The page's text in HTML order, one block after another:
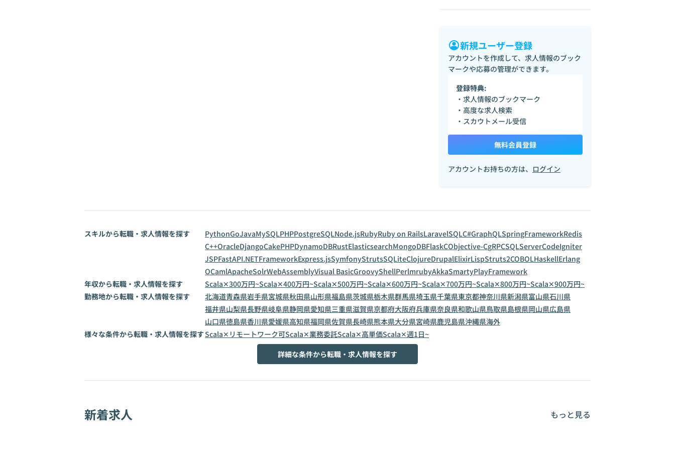
新規ユーザー登録
アカウントを作成して、求人情報のブック
マークや応募の管理ができます。
登録特典:
・求人情報のブックマーク
・高度な求人検索
・スカウトメール受信
無料会員登録
アカウントお持ちの方は、 ログイン
スキルから転職・求人情報を探す PythonGoJavaMySQLPHPPostgreSQLNode.jsRubyRuby on RailsLaravelSQLC#GraphQLSpringFrameworkRedis
C++OracleDjangoCakePHPDynamoDBRustElasticsearchMongoDBFlaskCObjective-CgRPCSQLServerCodeIgniter
JSPFastAPI.NETFrameworkExpress.jsSymfonyStrutsSQLiteClojureDrupalElixirLispStruts2COBOLHaskellErlang
OCamlApacheSolrWebAssemblyVisual BasicGroovyShellPerlmrubyAkkaSmartyPlayFramework
年収から転職・求人情報を探す
Scala✕300万円~Scala✕400万円~Scala✕500万円~Scala✕600万円~Scala✕700万円~Scala✕800万円~Scala✕900万円~
勤務地から転職・求人情報を探す
北海道青森県岩手県宮城県秋田県山形県福島県茨城県栃木県群馬県埼玉県千葉県東京都神奈川県新潟県富山県石川県
福井県山梨県長野県岐阜県静岡県愛知県三重県滋賀県京都府大阪府兵庫県奈良県和歌山県鳥取県島根県岡山県広島県
山口県徳島県香川県愛媛県高知県福岡県佐賀県長崎県熊本県大分県宮崎県鹿児島県沖縄県海外
様々な条件から転職・求人情報を探すScala✕リモートワーク可Scala✕業務委託Scala✕高単価Scala✕週1日~
詳細な条件から転職・求人情報を探す
新着求人 もっと見る